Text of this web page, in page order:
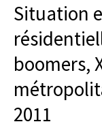
Situation
boomers,
2011